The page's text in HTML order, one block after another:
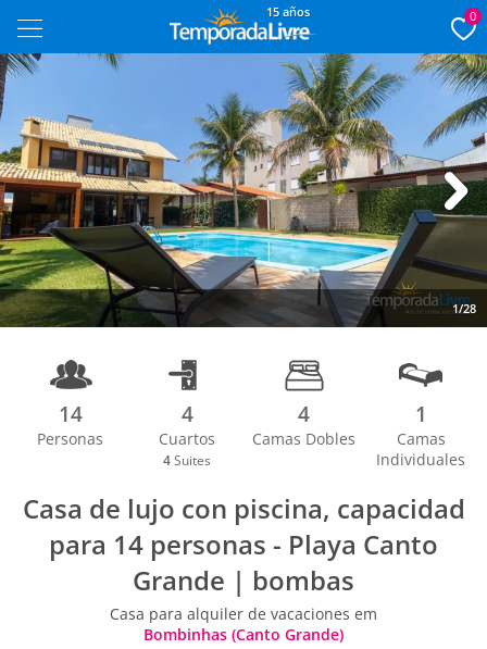
15 años 0
1/28
Next
14
Personas
4
Cuartos
4 Suites
4
Camas Dobles
1
Camas
Individuales
Casa de lujo con piscina, capacidad
para 14 personas - Playa Canto
Grande | bombas
Casa para alquiler de vacaciones em
Bombinhas (Canto Grande)